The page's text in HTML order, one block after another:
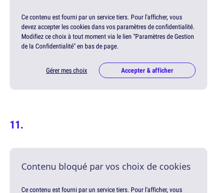
Ce contenu est fourni par un service tiers. Pour l'afficher, vous
devez accepter les cookies dans vos paramètres de confidentialité.
Modifiez ce choix à tout moment via le lien "Paramètres de Gestion
de la Confidentialité" en bas de page.
Gérer mes choix Accepter & afficher
Contenu bloqué par vos choix de cookies
Ce contenu est fourni par un service tiers. Pour l'afficher, vous